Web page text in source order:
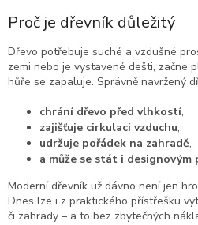
Proč je dřevník důležitý
Dřevo potřebuje suché a vzdušné
zemi nebo je vystavené dešti, začne
hůře se zapaluje. Správně navržený
chrání dřevo před vlhkostí,
zajišťuje cirkulaci vzduchu,
udržuje pořádek na zahradě,
a může se stát i designovým
Moderní dřevník už dávno není jen
Dnes lze i z praktického přístřešku
či zahrady – a to bez zbytečných